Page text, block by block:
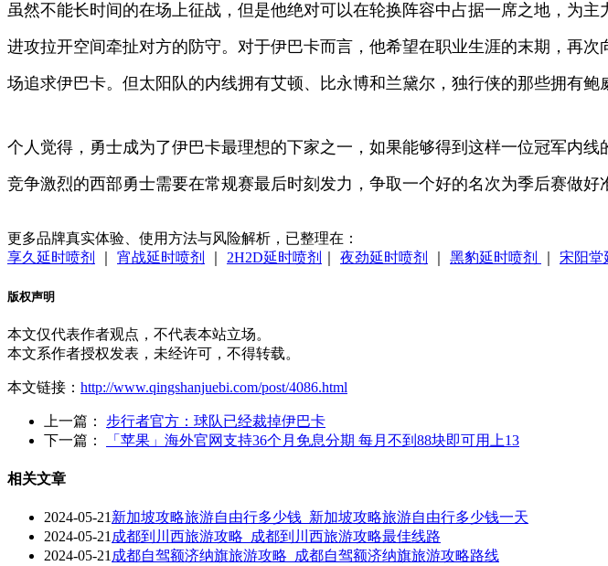
虽然不能长时间的在场上征战，但是他绝对可以在轮换阵容中占据一席之地，为
进攻拉开空间牵扯对方的防守。对于伊巴卡而言，他希望在职业生涯的末期，再
场追求伊巴卡。但太阳队的内线拥有艾顿、比永博和兰黛尔，独行侠的那些拥有
个人觉得，勇士成为了伊巴卡最理想的下家之一，如果能够得到这样一位冠军内
竞争激烈的西部勇士需要在常规赛最后时刻发力，争取一个好的名次为季后赛做好
更多品牌真实体验、使用方法与风险解析，已整理在：
享久延时喷剂
宵战延时喷剂 2H2D延时喷剂 夜劲延时喷剂 黑豹延时喷剂 宋阳堂
版权声明
本文仅代表作者观点，不代表本站立场。
本文系作者授权发表，未经许可，不得转载。
本文链接： http://www.qingshanjuebi.com/post/4086.html
上一篇： 步行者官方：球队已经裁掉伊巴卡
下一篇：
「苹果」海外官网支持36个月免息分期 每月不到88块即可用上13
相关文章
2024-05-21 新加坡攻略旅游自由行多少钱_新加坡攻略旅游自由行多少钱一天
2024-05-21 成都到川西旅游攻略_成都到川西旅游攻略最佳线路
2024-05-21 成都自驾额济纳旗旅游攻略_成都自驾额济纳旗旅游攻略路线